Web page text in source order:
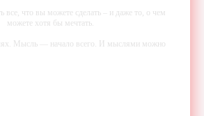
все, что вы можете сделать – и даже то, о чем
можете хотя бы мечтать.
Мысль — начало всего. И мыслями можно